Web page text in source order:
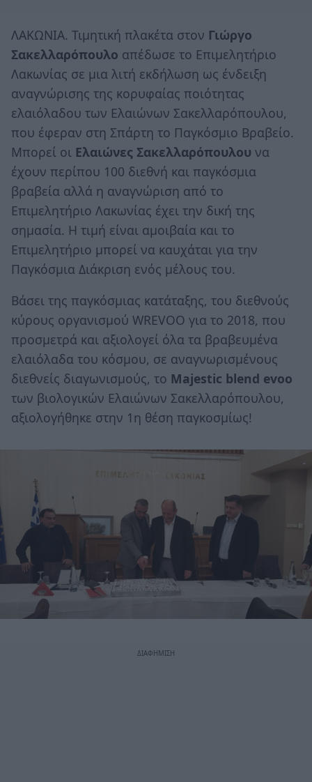
ΛΑΚΩΝΙΑ. Τιμητική πλακέτα στον Γιώργο
Σακελλαρόπουλο απέδωσε το Επιμελητήριο
Λακωνίας σε μια λιτή εκδήλωση ως ένδειξη
αναγνώρισης της κορυφαίας ποιότητας
ελαιόλαδου των Ελαιώνων Σακελλαρόπουλου,
που έφεραν στη Σπάρτη το Παγκόσμιο Βραβείο.
Μπορεί οι Ελαιώνες Σακελλαρόπουλου να
έχουν περίπου 100 διεθνή και παγκόσμια
βραβεία αλλά η αναγνώριση από το
Επιμελητήριο Λακωνίας έχει την δική της
σημασία. Η τιμή είναι αμοιβαία και το
Επιμελητήριο μπορεί να καυχάται για την
Παγκόσμια Διάκριση ενός μέλους του.
Βάσει της παγκόσμιας κατάταξης, του διεθνούς
κύρους οργανισμού WREVOO για το 2018, που
προσμετρά και αξιολογεί όλα τα βραβευμένα
ελαιόλαδα του κόσμου, σε αναγνωρισμένους
διεθνείς διαγωνισμούς, το Majestic blend evoo
των βιολογικών Ελαιώνων Σακελλαρόπουλου,
αξιολογήθηκε στην 1η θέση παγκοσμίως!